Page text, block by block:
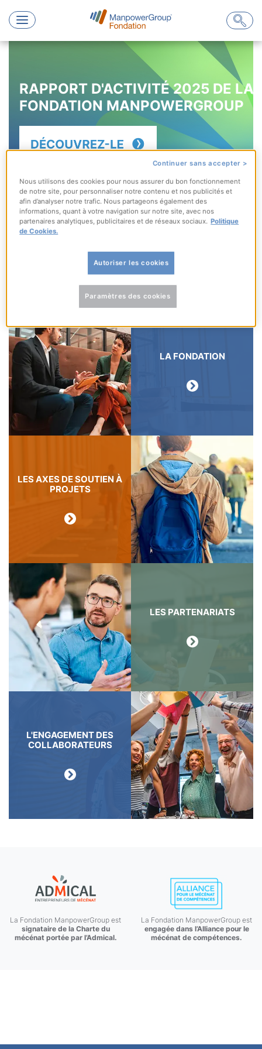
Skip
RAPPORT D'ACTIVITÉ 2025 DE LA
FONDATION MANPOWERGROUP
Favoriser l’inclusion sociale et l’insertion
des publics éloignés de l’emploi et en
permettant à tous de s’adapter à la transition
climatique et numérique.
LA FONDATION
LES AXES DE SOUTIEN À
PROJETS
LES PARTENARIATS
L'ENGAGEMENT DES
COLLABORATEURS
La Fondation ManpowerGroup est
signataire de la Charte du
mécénat portée par l’Admical.
La Fondation ManpowerGroup est
engagée dans l’Alliance pour le
mécénat de compétences.
Continuer sans accepter >
Nous utilisons des cookies pour nous assurer du bon fonctionnement
de notre site, pour personnaliser notre contenu et nos publicités et
afin d’analyser notre trafic. Nous partageons également des
informations, quant à votre navigation sur notre site, avec nos
partenaires analytiques, publicitaires et de réseaux sociaux. Politique
de Cookies.
Autoriser les cookies
Paramètres des cookies